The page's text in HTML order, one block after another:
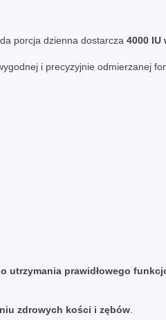
porcja dzienna dostarcza 4000 IU
i precyzyjnie odmierzanej
utrzymania prawidłowego
zdrowych kości i zębów